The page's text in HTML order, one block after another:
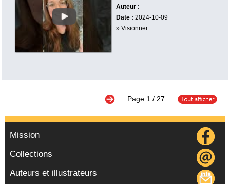
Auteur :
Date : 2024-10-09
» Visionner
Page 1 / 27
Mission
Collections
Auteurs et illustrateurs